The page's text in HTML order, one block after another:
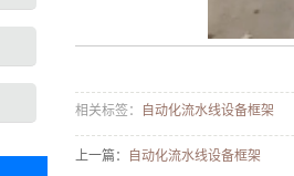
相关标签： 自动化流水线设备框架
上一篇：
自动化流水线设备框架